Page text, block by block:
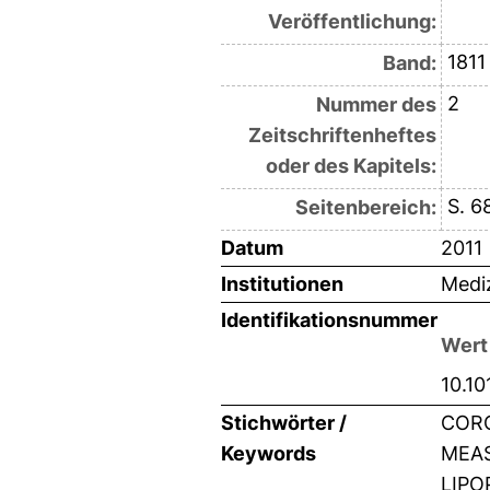
Veröffentlichung:
Band: 1811
Nummer des
Zeitschriftenheftes
oder des Kapitels:
2
Seitenbereich: S.
Datum
2011
Institutionen
Identifikationsnummer
Wert
Stichwörter /
Keywords